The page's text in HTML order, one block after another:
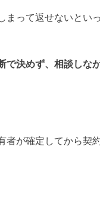
まって返せないとい
で決めず、相談しな
者が確定してから契